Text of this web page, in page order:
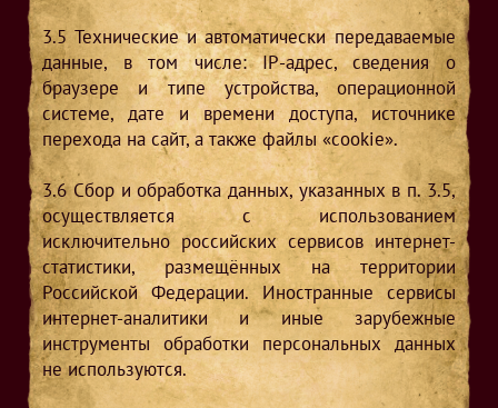
3.5 Технические и автоматически передаваемые
данные, в том числе: IP-адрес, сведения о
браузере и типе устройства, операционной
системе, дате и времени доступа, источнике
перехода на сайт, а также файлы «cookie».
3.6Сбор и обработка данных, указанных в п. 3.5,
осуществляется с использованием
исключительно российских сервисов интернет-
статистики, размещённых на территории
Российской Федерации. Иностранные сервисы
интернет-аналитики и иные зарубежные
инструменты обработки персональных данных
не используются.